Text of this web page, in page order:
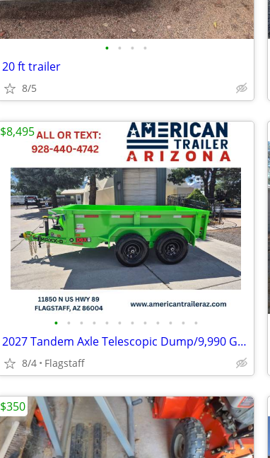
• • • •
20 ft trailer
8/5
• • • • • • • • • • • •
2027 Tandem Axle Telescopic Dump/9,990 GVWR/60"X10' M-145184
8/4 Flagstaff
$8,495
$350